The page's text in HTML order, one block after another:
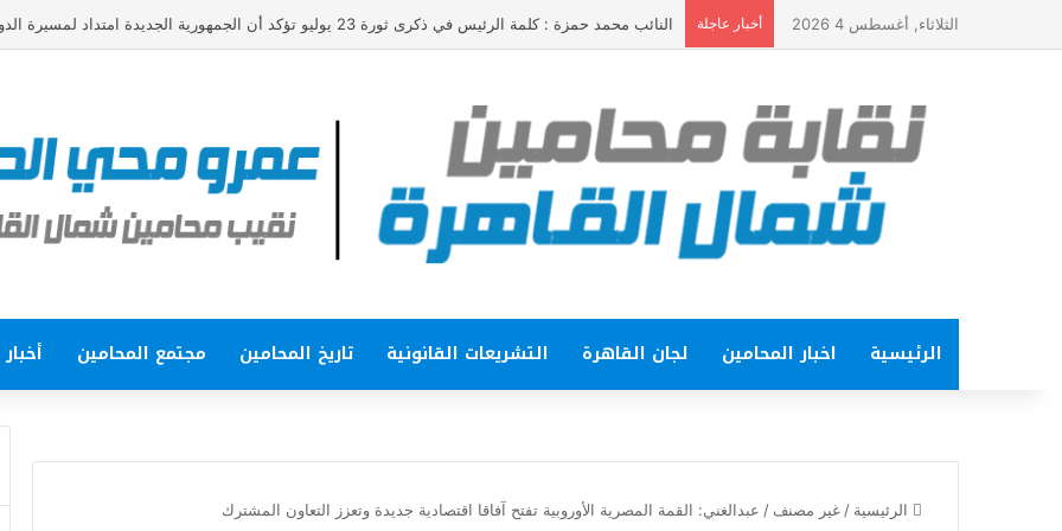
الثلاثاء, أغسطس 4 2026 أخبار عاجلة النائب محمد حمزة : كلمة الرئيس في ذكرى ثورة 23 يوليو تؤكد أن الجمهورية الجديدة امتداد لمسيرة الدولة الوطنية
الرئيسية اخبار المحامين لجان القاهرة التشريعات القانونية تاريخ المحامين مجتمع المحامين أخبار
الرئيسية / غير مصنف / عبدالغني: القمة المصرية الأوروبية تفتح آفاقا اقتصادية جديدة وتعزز التعاون المشترك